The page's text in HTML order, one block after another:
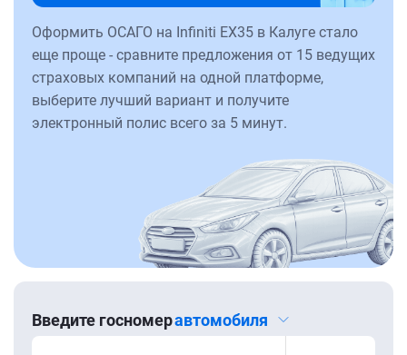
Оформить ОСАГО на Infiniti EX35 в Калуге стало
еще проще - сравните предложения от 15 ведущих
страховых компаний на одной платформе,
выберите лучший вариант и получите
электронный полис всего за 5 минут.
Введите госномеравтомобиля